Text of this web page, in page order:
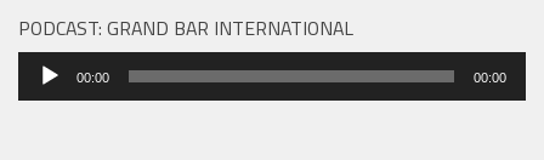
PODCAST: GRAND BAR INTERNATIONAL
Audio
přehrávač
00:00 00:00